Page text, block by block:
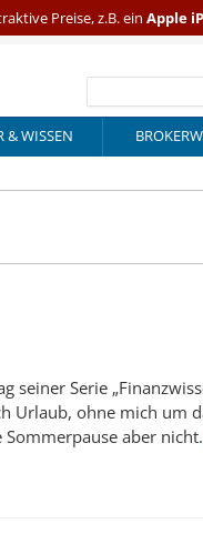
& WISSEN
Serie
Urlaub, ohne mich um
Sommerpause aber nicht.
Preise, z.B. ein Apple